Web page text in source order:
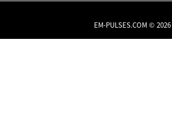
EM-PULSES.COM © 2026